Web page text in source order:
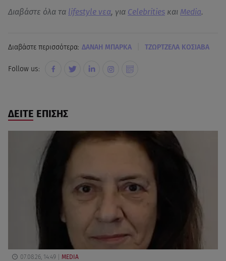
Διαβάστε όλα τα lifestyle νεα, για Celebrities και Media.
Διαβάστε περισσότερα: ΔΑΝΑΗ ΜΠΑΡΚΑ ΤΖΩΡΤΖΕΛΑ ΚΟΣΙΑΒΑ
Follow us:
ΔΕΙΤΕ ΕΠΙΣΗΣ
07.08.26, 14:49 MEDIA